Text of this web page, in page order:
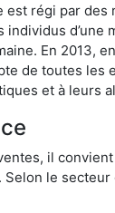
régi par
d’une
En 2013,
de toutes les
et à leurs
il
le